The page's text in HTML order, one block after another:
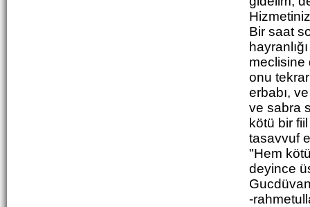
Bir saat
meclisine
onu
erbabı,
ve sabra
kötü bir
tasavvuf
"Hem
deyince
-